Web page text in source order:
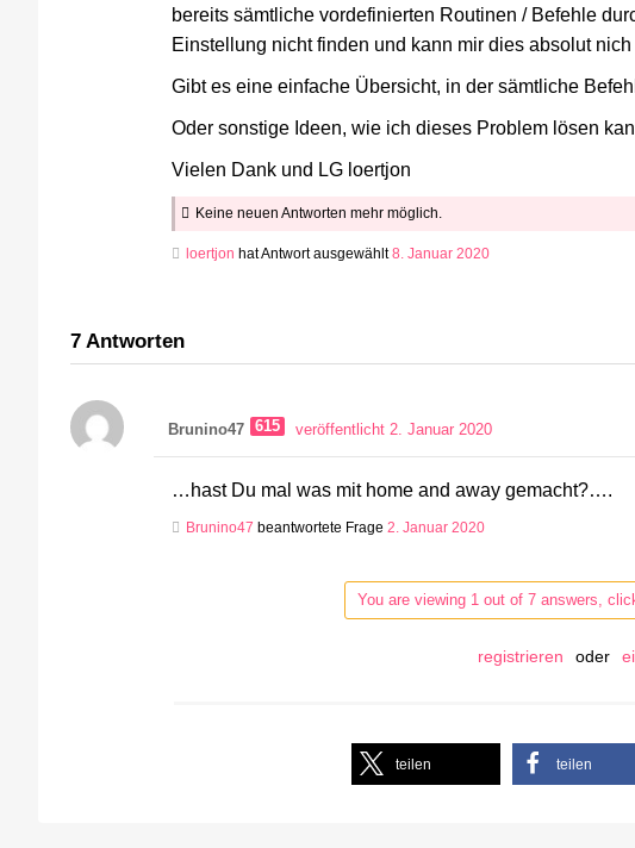
bereits sämtliche vordefinierten Routinen / Befehle
Einstellung nicht finden und kann mir dies absolut nich
Gibt es eine einfache Übersicht, in der sämtliche
Oder sonstige Ideen, wie ich dieses Problem lösen
Vielen Dank und LG loertjon
Keine neuen Antworten mehr möglich.
loertjon hat Antwort ausgewählt8. Januar 2020
7 Antworten
Brunino47 615 veröffentlicht 2. Januar 2020
…hast Du mal was mit home and away gemacht?….
Brunino47 beantwortete Frage 2. Januar 2020
You are viewing 1 out of 7 answers,
registrieren oder
teilen teilen